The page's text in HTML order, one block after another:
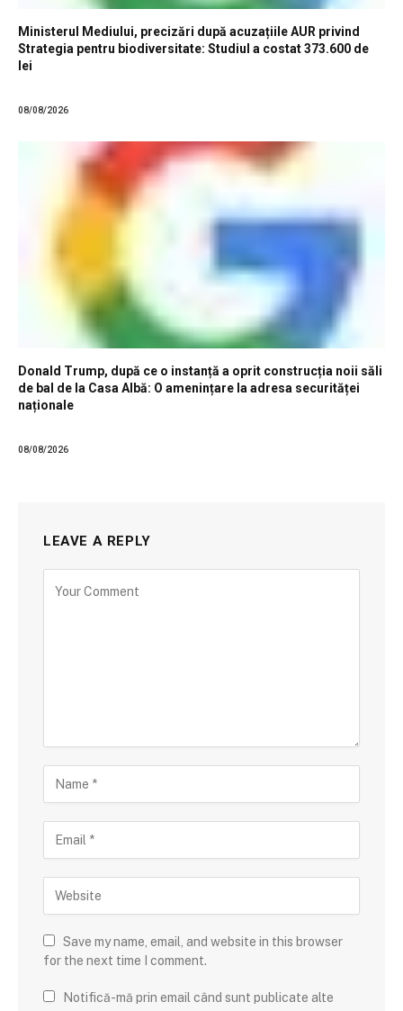
Ministerul Mediului, precizări după acuzațiile AUR privind
Strategia pentru biodiversitate: Studiul a costat 373.600 de
lei
08/08/2026
Donald Trump, după ce o instanță a oprit construcția noii săli
de bal de la Casa Albă: O amenințare la adresa securităței
naționale
08/08/2026
LEAVE A REPLY
Save my name, email, and website in this browser
for the next time I comment.
Notifică-mă prin email când sunt publicate alte